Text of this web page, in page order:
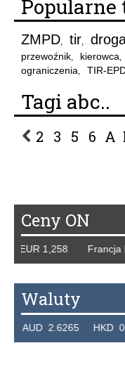
Popularne
ZMPD tir
przewoźnik kierowca
ograniczenia TIR-
Tagi abc..
2 3 5 6 A
Ceny ON
1,258 Francja
Waluty
2.6265 HKD